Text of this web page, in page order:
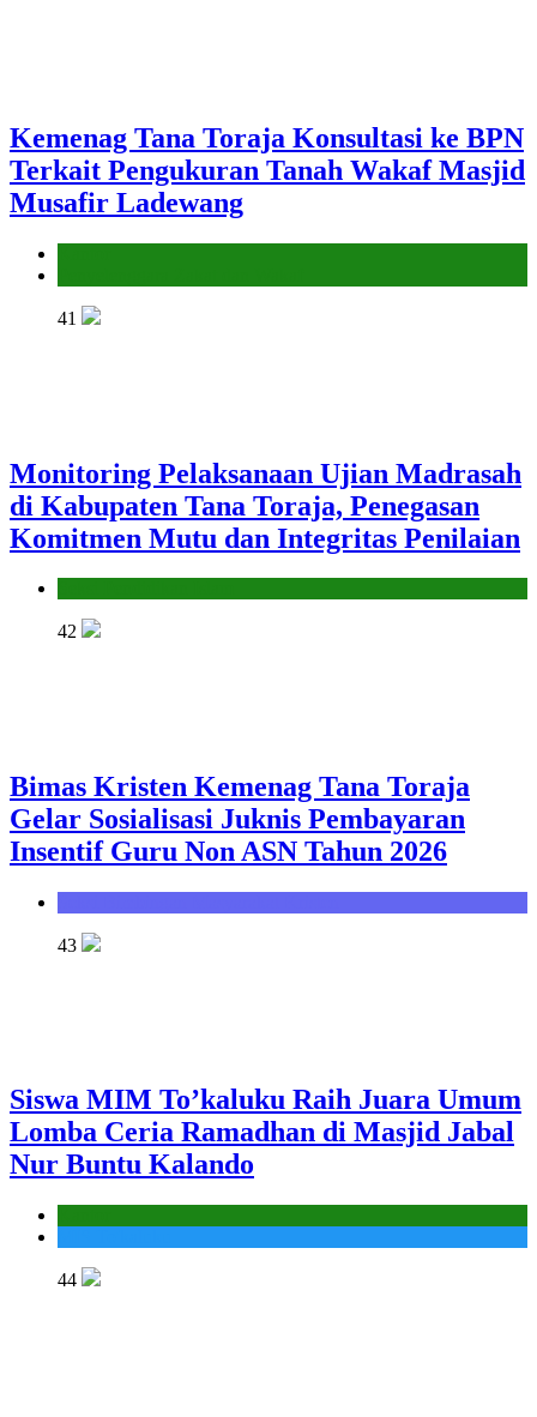
Kemenag Tana Toraja Konsultasi ke BPN
Terkait Pengukuran Tanah Wakaf Masjid
Musafir Ladewang
41
Monitoring Pelaksanaan Ujian Madrasah
di Kabupaten Tana Toraja, Penegasan
Komitmen Mutu dan Integritas Penilaian
42
Bimas Kristen Kemenag Tana Toraja
Gelar Sosialisasi Juknis Pembayaran
Insentif Guru Non ASN Tahun 2026
43
Siswa MIM To’kaluku Raih Juara Umum
Lomba Ceria Ramadhan di Masjid Jabal
Nur Buntu Kalando
44